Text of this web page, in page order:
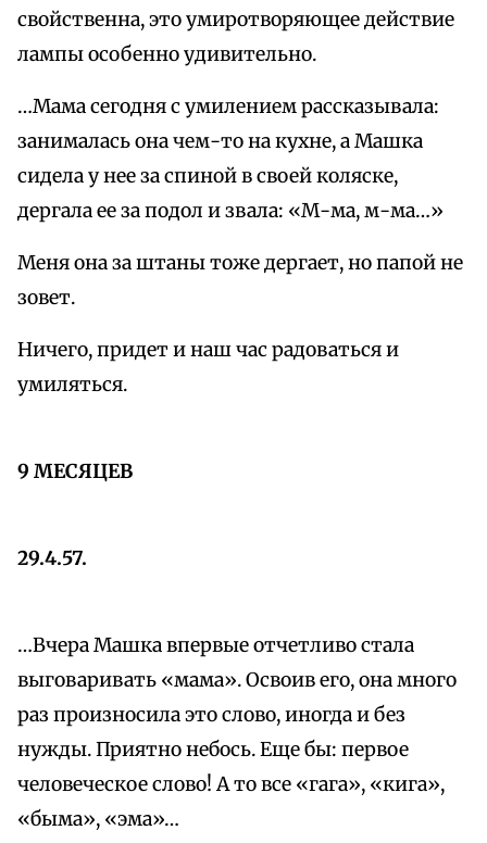
свойственна, это умиротворяющее действие
лампы особенно удивительно.
…Мама сегодня с умилением рассказывала:
занималась она чем-то на кухне, а Машка
сидела у нее за спиной в своей коляске,
дергала ее за подол и звала: «М-ма, м-ма…»
Меня она за штаны тоже дергает, но папой не
зовет.
Ничего, придет и наш час радоваться и
умиляться.
9 МЕСЯЦЕВ
29.4.57.
…Вчера Машка впервые отчетливо стала
выговаривать «мама». Освоив его, она много
раз произносила это слово, иногда и без
нужды. Приятно небось. Еще бы: первое
человеческое слово! А то все «гага», «кига»,
«быма», «эма»…